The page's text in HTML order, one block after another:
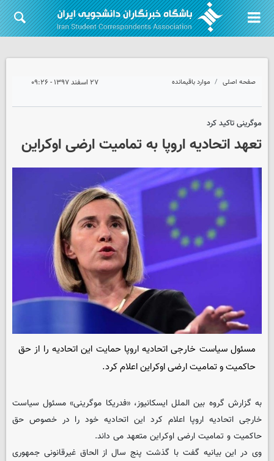
صفحه اصلی موارد باقیمانده ۲۷ اسفند ۱۳۹۷ - ۰۹:۲۶
موگرینی تاکید کرد
تعهد اتحادیه اروپا به تمامیت ارضی اوکراین
مسئول سیاست خارجی اتحادیه اروپا حمایت این اتحادیه را از حق
حاکمیت و تمامیت ارضی اوکراین اعلام کرد.
به گزارش گروه بین الملل ایسکانیوز، «فدریکا موگرینی» مسئول سیاست
خارجی اتحادیه اروپا اعلام کرد این اتحادیه خود را در خصوص حق
حاکمیت و تمامیت ارضی اوکراین متعهد می داند.
وی در این بیانیه گفت با گذشت پنج سال از الحاق غیرقانونی جمهوری